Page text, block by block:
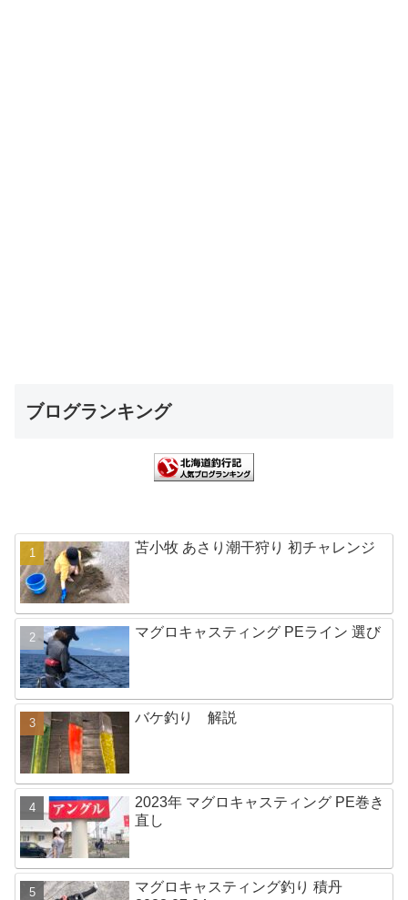
ブログランキング
苫小牧 あさり潮干狩り 初チャレンジ
マグロキャスティング PEライン 選び
バケ釣り 解説
2023年 マグロキャスティング PE巻き
直し
マグロキャスティング釣り 積丹